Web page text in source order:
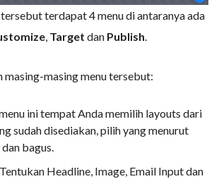
terdapat 4 menu di antaranya ada
, Target dan Publish.
masing-masing menu tersebut:
ini tempat Anda memilih layouts dari
sudah disediakan, pilih yang menurut
bagus.
Headline, Image, Email Input dan